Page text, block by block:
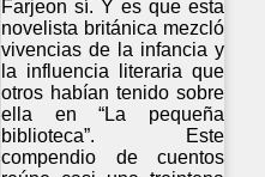
Farjeon sí. Y es que esta
novelista británica mezcló
vivencias de la infancia y
la influencia literaria que
otros habían tenido sobre
ella en “La pequeña
biblioteca”. Este
compendio de cuentos